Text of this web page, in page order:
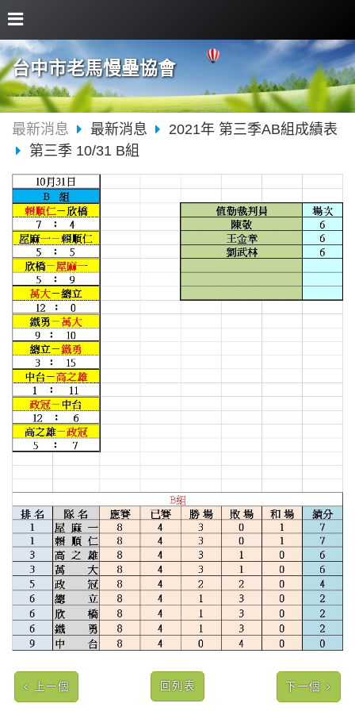
台中市老馬慢壘協會
最新消息 最新消息
2021年 第三季AB組成績表
第三季 10/31 B組
上一個 回列表 下一個